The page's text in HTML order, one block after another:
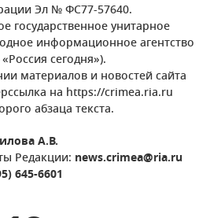
Эл № ФС77-57640.
государственное унитарное
информационное агентство
сегодня»).
материалов и новостей сайта
на https://crimea.ria.ru
абзаца текста.
А.В.
Редакции: news.crimea@ria.ru
645-6601